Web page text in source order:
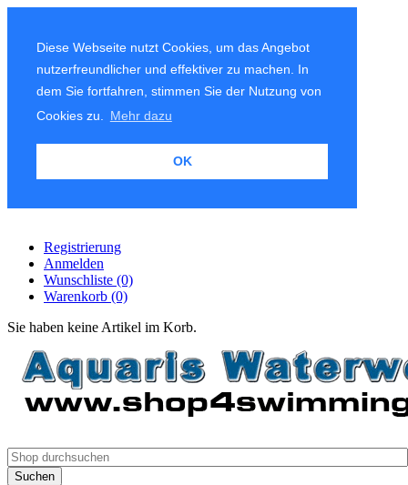
Diese Webseite nutzt Cookies, um das Angebot
nutzerfreundlicher und effektiver zu machen. In
dem Sie fortfahren, stimmen Sie der Nutzung von
Cookies zu.
Mehr dazu
OK
Registrierung
Anmelden
Wunschliste (0)
Warenkorb (0)
Sie haben keine Artikel im Korb.